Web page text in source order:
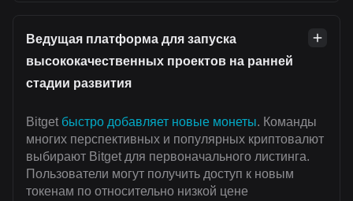
Ведущая платформа для запуска
высококачественных проектов на ранней
стадии развития
Bitget быстро добавляет новые монеты. Команды
многих перспективных и популярных криптовалют
выбирают Bitget для первоначального листинга.
Пользователи могут получить доступ к новым
токенам по относительно низкой цене